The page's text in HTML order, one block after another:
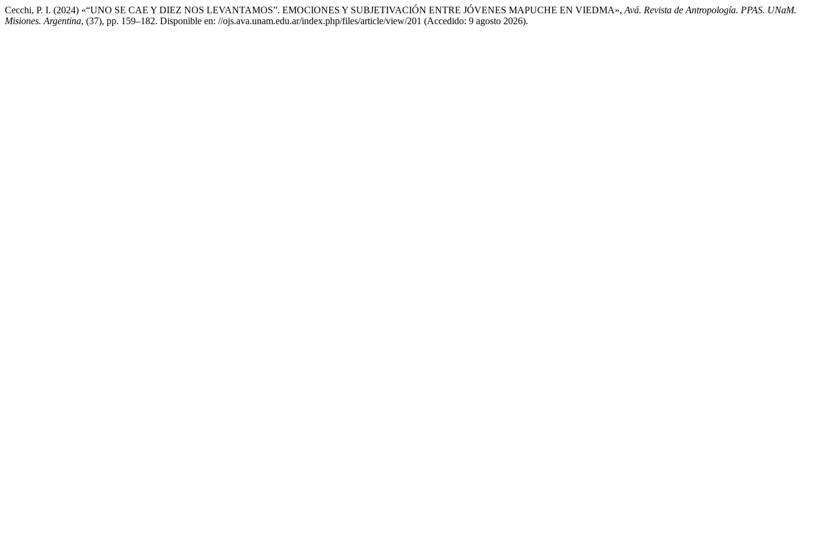
Cecchi, P. I. (2024) «“UNO SE CAE Y DIEZ NOS LEVANTAMOS”. EMOCIONES Y SUBJETIVACIÓN ENTRE JÓVENES MAPUCHE EN VIEDMA», Avá. Revista de Antropología. PPAS. UNaM.
Misiones. Argentina, (37), pp. 159–182. Disponible en: //ojs.ava.unam.edu.ar/index.php/files/article/view/201 (Accedido: 9 agosto 2026).